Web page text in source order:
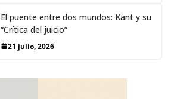
El puente entre dos mundos: Kant y su
“Crítica del juicio”
21 julio, 2026